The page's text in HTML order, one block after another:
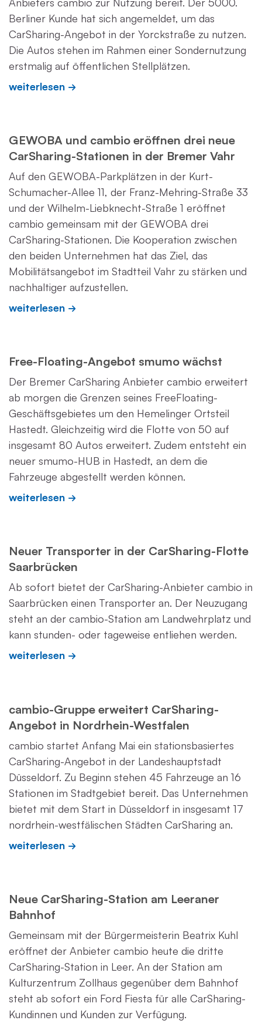
Berliner Kunde hat sich angemeldet, um das
CarSharing-Angebot in der Yorckstraße zu nutzen.
Die Autos stehen im Rahmen einer Sondernutzung
erstmalig auf öffentlichen Stellplätzen.
weiterlesen
GEWOBA und cambio eröffnen drei neue
CarSharing-Stationen in der Bremer Vahr
Auf den GEWOBA-Parkplätzen in der Kurt-
Schumacher-Allee 11, der Franz-Mehring-Straße 33
und der Wilhelm-Liebknecht-Straße 1 eröffnet
cambio gemeinsam mit der GEWOBA drei
CarSharing-Stationen. Die Kooperation zwischen
den beiden Unternehmen hat das Ziel, das
Mobilitätsangebot im Stadtteil Vahr zu stärken und
nachhaltiger aufzustellen.
weiterlesen
Free-Floating-Angebot smumo wächst
Der Bremer CarSharing Anbieter cambio erweitert
ab morgen die Grenzen seines FreeFloating-
Geschäftsgebietes um den Hemelinger Ortsteil
Hastedt. Gleichzeitig wird die Flotte von 50 auf
insgesamt 80 Autos erweitert. Zudem entsteht ein
neuer smumo-HUB in Hastedt, an dem die
Fahrzeuge abgestellt werden können.
weiterlesen
Neuer Transporter in der CarSharing-Flotte
Saarbrücken
Ab sofort bietet der CarSharing-Anbieter cambio in
Saarbrücken einen Transporter an. Der Neuzugang
steht an der cambio-Station am Landwehrplatz und
kann stunden- oder tageweise entliehen werden.
weiterlesen
cambio-Gruppe erweitert CarSharing-
Angebot in Nordrhein-Westfalen
cambio startet Anfang Mai ein stationsbasiertes
CarSharing-Angebot in der Landeshauptstadt
Düsseldorf. Zu Beginn stehen 45 Fahrzeuge an 16
Stationen im Stadtgebiet bereit. Das Unternehmen
bietet mit dem Start in Düsseldorf in insgesamt 17
nordrhein-westfälischen Städten CarSharing an.
weiterlesen
Neue CarSharing-Station am Leeraner
Bahnhof
Gemeinsam mit der Bürgermeisterin Beatrix Kuhl
eröffnet der Anbieter cambio heute die dritte
CarSharing-Station in Leer. An der Station am
Kulturzentrum Zollhaus gegenüber dem Bahnhof
steht ab sofort ein Ford Fiesta für alle CarSharing-
Kundinnen und Kunden zur Verfügung.